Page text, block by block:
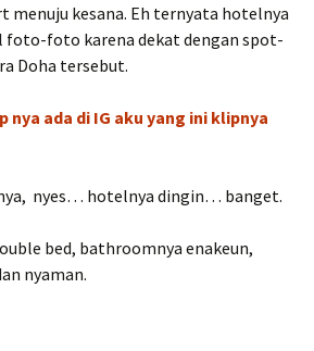
menuju kesana. Eh ternyata hotelnya
foto-foto karena dekat dengan spot-
Doha tersebut.
nya ada di IG aku yang ini klipnya
nyes… hotelnya dingin… banget.
bed, bathroomnya enakeun,
nyaman.